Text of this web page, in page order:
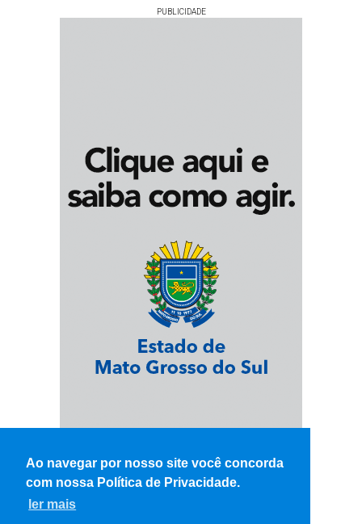
Ao navegar por nosso site você concorda
com nossa Política de Privacidade.
ler mais
PUBLICIDADE